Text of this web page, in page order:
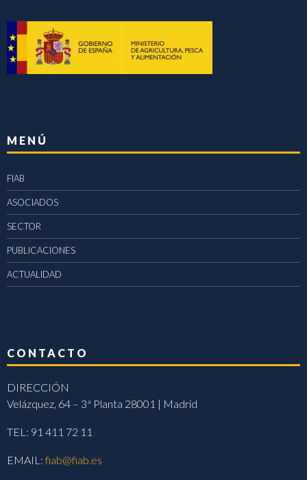
MENÚ
FIAB
ASOCIADOS
SECTOR
PUBLICACIONES
ACTUALIDAD
CONTACTO
DIRECCIÓN
Velázquez, 64 – 3ª Planta 28001 | Madrid
TEL: 91 411 72 11
EMAIL:fiab@fiab.es